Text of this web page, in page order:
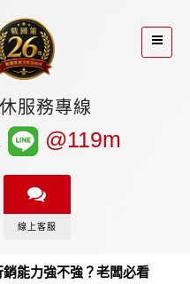
服務專線
@119m
線上客服
銷能力強不強？老闆必看